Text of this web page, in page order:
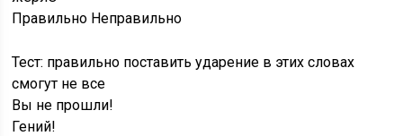
Правильно Неправильно
Тест: правильно поставить ударение в этих словах
смогут не все
Вы не прошли!
Гений!